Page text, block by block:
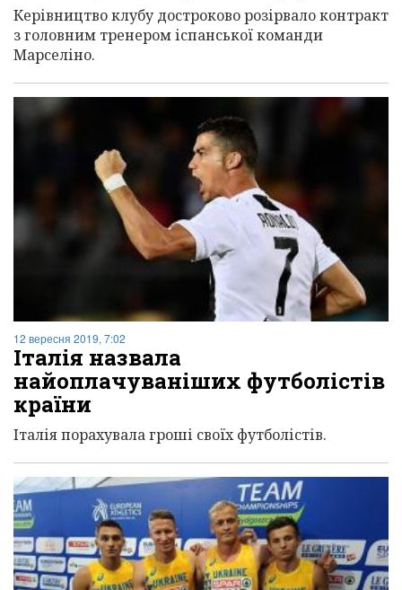
Керівництво клубу достроково розірвало контракт
з головним тренером іспанської команди
Марселіно.
12 вересня 2019, 7:02
Італія назвала
найоплачуваніших футболістів
країни
Італія порахувала гроші своїх футболістів.